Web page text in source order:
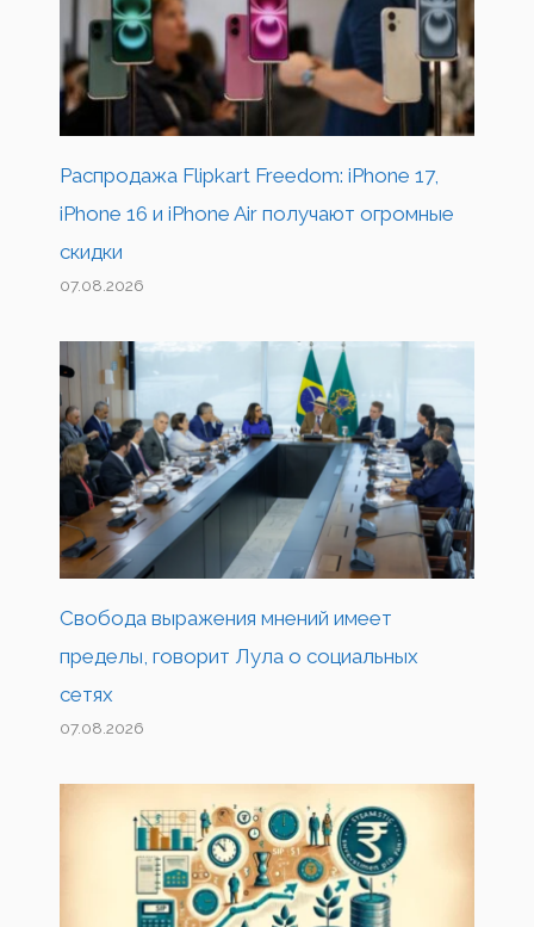
Распродажа Flipkart Freedom: iPhone 17,
iPhone 16 и iPhone Air получают огромные
скидки
07.08.2026
Свобода выражения мнений имеет
пределы, говорит Лула о социальных
сетях
07.08.2026